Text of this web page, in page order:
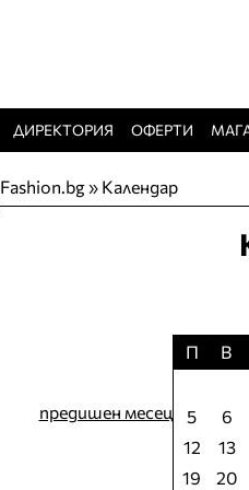
ДИРЕКТОРИЯ ОФЕРТИ
Fashion.bg» Календар
предишен месец
П
В
5
6
12
13
19
20